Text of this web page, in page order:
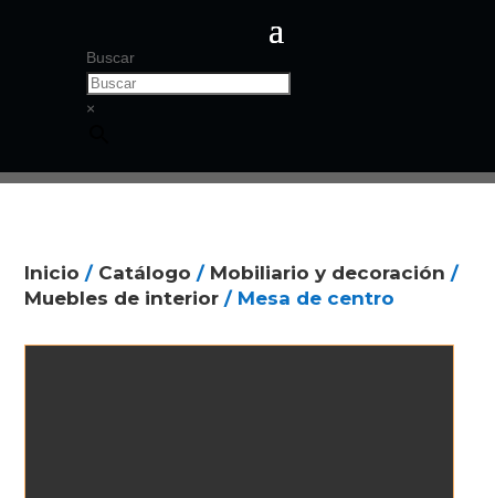
Buscar
×
Inicio / Catálogo / Mobiliario y decoración /
Muebles de interior / Mesa de centro